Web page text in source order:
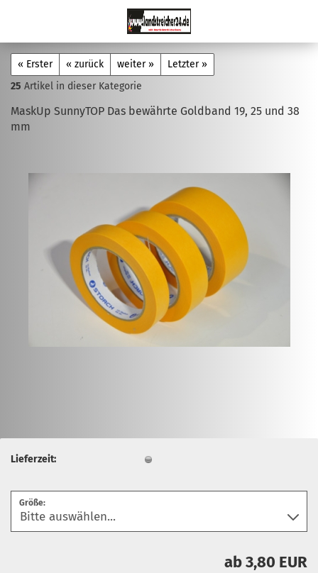
« Erster « zurück weiter »
Letzter »
25 Artikel in dieser Kategorie
MaskUp SunnyTOP Das bewährte Goldband 19, 25 und 38
mm
Lieferzeit:
Größe:
ab 3,80 EUR